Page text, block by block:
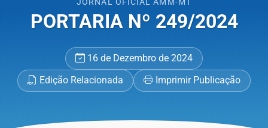
JORNAL OFICIAL AMM-MT
PORTARIA Nº 249/2024
16 de Dezembro de 2024
Edição Relacionada
Imprimir Publicação